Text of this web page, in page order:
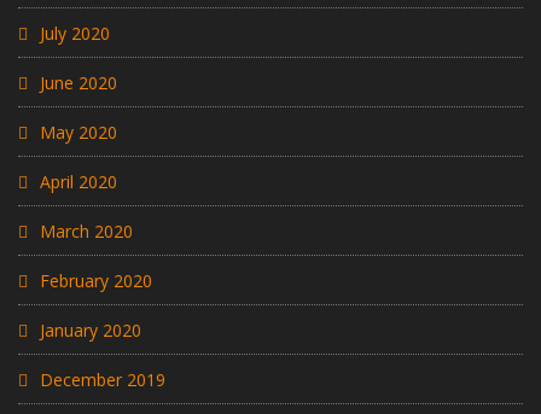
July 2020
June 2020
May 2020
April 2020
March 2020
February 2020
January 2020
December 2019